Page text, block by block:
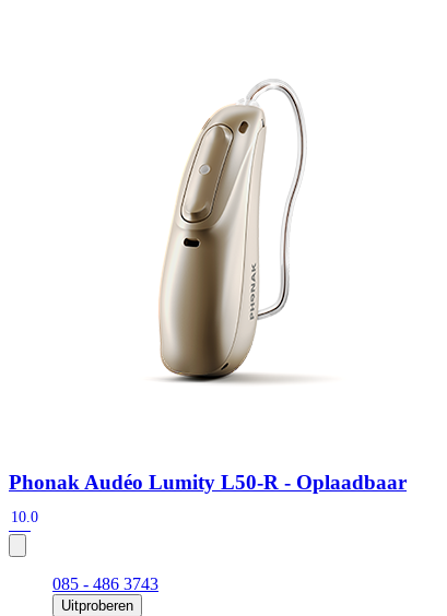
Signia Pure BCT IX
Widex filtersFilters Domes
Signia Active Mini IX - Oplaadbaar
De Signia Active Mini IX is het nieuwste hoortoestel van Signia.
Phonak Audéo Lumity L50-R - Oplaadbaar
10.0
085 - 486 3743
Uitproberen